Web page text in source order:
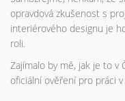
opravdová zkušenost s
interiérového designu je
roli.
Zajímalo by mě, jak je to v
oficiální ověření pro práci